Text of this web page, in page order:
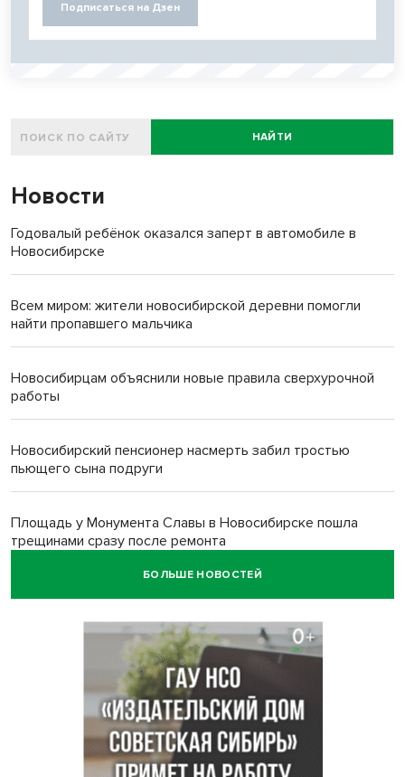
Подписаться на Дзен
НАЙТИ
Новости
Годовалый ребёнок оказался заперт в автомобиле в
Новосибирске
Всем миром: жители новосибирской деревни помогли
найти пропавшего мальчика
Новосибирцам объяснили новые правила сверхурочной
работы
Новосибирский пенсионер насмерть забил тростью
пьющего сына подруги
Площадь у Монумента Славы в Новосибирске пошла
трещинами сразу после ремонта
БОЛЬШЕ НОВОСТЕЙ